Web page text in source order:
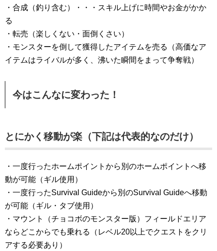
・合成（釣り含む）・・・スキル上げに時間やお金がかか
る
・転売（楽しくない・面倒くさい）
・モンスターを倒して獲得したアイテムを売る（高価なア
イテムはライバルが多く、沸いた瞬間をまって争奪戦）
今はこんなに変わった！
とにかく移動が楽（下記は代表的なのだけ）
・一度行ったホームポイントから別のホームポイントへ移
動が可能（ギル使用）
・一度行ったSurvival Guideから別のSurvival Guideへ移動
が可能（ギル・タブ使用）
・マウント（チョコボのモンスター版）フィールドエリア
ならどこからでも乗れる（レベル20以上でクエストをクリ
アする必要あり）